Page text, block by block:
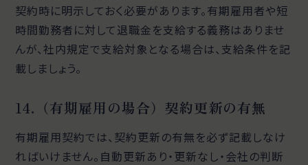
契約時に明示しておく必要があります。有期雇用者や短
時間勤務者に対して退職金を支給する義務はありませ
んが、社内規定で支給対象となる場合は、支給条件を記
載しましょう。
14.（有期雇用の場合）契約更新の有無
有期雇用契約では、契約更新の有無を必ず記載しなけ
ればいけません。自動更新あり・更新なし・会社の判断